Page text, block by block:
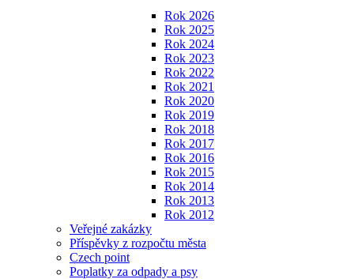
Rok 2026
Rok 2025
Rok 2024
Rok 2023
Rok 2022
Rok 2021
Rok 2020
Rok 2019
Rok 2018
Rok 2017
Rok 2016
Rok 2015
Rok 2014
Rok 2013
Rok 2012
Veřejné zakázky
Příspěvky z rozpočtu města
Czech point
Poplatky za odpady a psy